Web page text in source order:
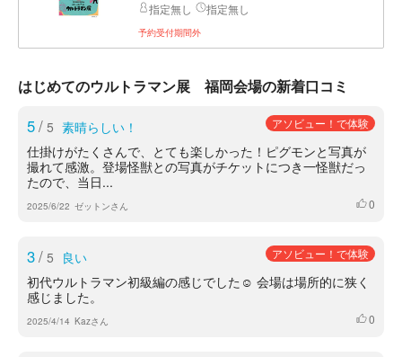
指定無し 指定無し
予約受付期間外
はじめてのウルトラマン展 福岡会場の新着口コミ
5/ 5 素晴らしい！ アソビュー！で体験
仕掛けがたくさんで、とても楽しかった！ピグモンと写真が
撮れて感激。登場怪獣との写真がチケットにつき一怪獣だっ
たので、当日...
2025/6/22 ゼットンさん いいね
0
3/ 5 良い アソビュー！で体験
初代ウルトラマン初級編の感じでした☺️ 会場は場所的に狭く
感じました。
2025/4/14 Kazさん いいね
0